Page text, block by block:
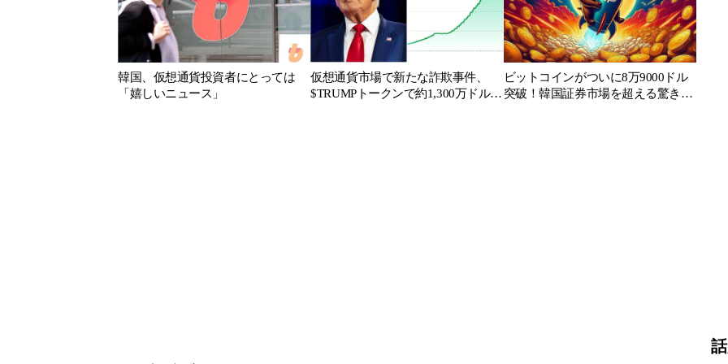
韓国、仮想通貨投資者にとっては
「嬉しいニュース」
仮想通貨市場で新たな詐欺事件、
$TRUMPトークンで約1,300万ドルの
ビットコインがついに8万9000ドル
突破！韓国証券市場を超える驚きの